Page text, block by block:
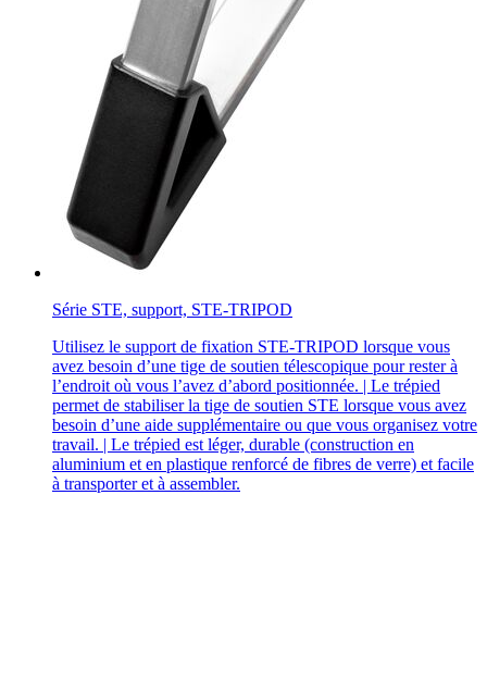
Série STE, support, STE-TRIPOD
Utilisez le support de fixation STE-TRIPOD lorsque vous
avez besoin d’une tige de soutien télescopique pour rester à
l’endroit où vous l’avez d’abord positionnée. | Le trépied
permet de stabiliser la tige de soutien STE lorsque vous avez
besoin d’une aide supplémentaire ou que vous organisez votre
travail. | Le trépied est léger, durable (construction en
aluminium et en plastique renforcé de fibres de verre) et facile
à transporter et à assembler.